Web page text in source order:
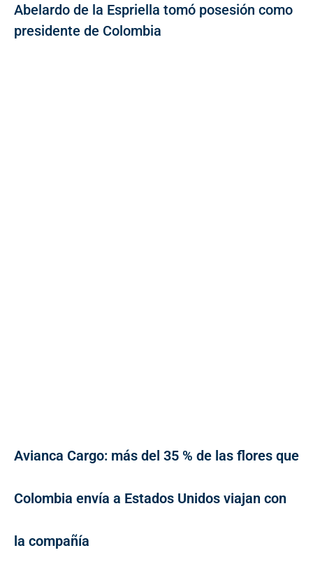
Abelardo de la Espriella tomó posesión como
presidente de Colombia
Avianca Cargo: más del 35 % de las flores que
Colombia envía a Estados Unidos viajan con
la compañía